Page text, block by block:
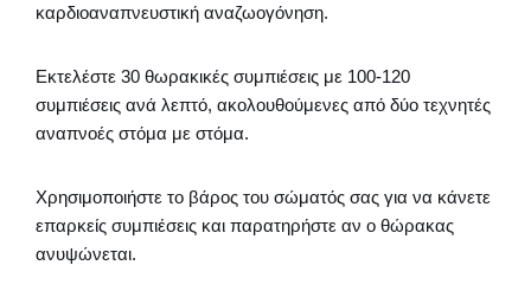
καρδιοαναπνευστική αναζωογόνηση.
Εκτελέστε 30 θωρακικές συμπιέσεις με 100-120
συμπιέσεις ανά λεπτό, ακολουθούμενες από δύο τεχνητές
αναπνοές στόμα με στόμα.
Χρησιμοποιήστε το βάρος του σώματός σας για να κάνετε
επαρκείς συμπιέσεις και παρατηρήστε αν ο θώρακας
ανυψώνεται.